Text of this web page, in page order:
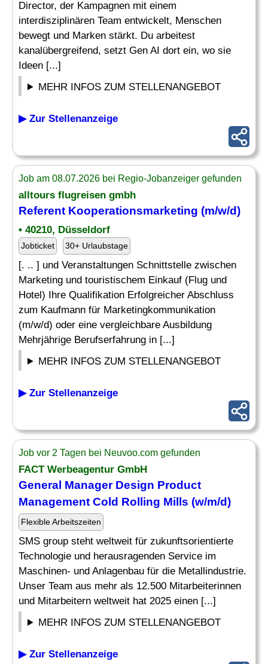
Director, der Kampagnen mit einem
interdisziplinären Team entwickelt, Menschen
bewegt und Marken stärkt. Du arbeitest
kanalübergreifend, setzt Gen AI dort ein, wo sie
Ideen [...]
MEHR INFOS ZUM STELLENANGEBOT
▶ Zur Stellenanzeige
Job am 08.07.2026 bei Regio-Jobanzeiger gefunden
alltours flugreisen gmbh
Referent Kooperationsmarketing (m/w/d)
• 40210, Düsseldorf
Jobticket 30+ Urlaubstage
[. .. ] und Veranstaltungen Schnittstelle zwischen
Marketing und touristischem Einkauf (Flug und
Hotel) Ihre Qualifikation Erfolgreicher Abschluss
zum Kaufmann für Marketingkommunikation
(m/w/d) oder eine vergleichbare Ausbildung
Mehrjährige Berufserfahrung in [...]
MEHR INFOS ZUM STELLENANGEBOT
▶ Zur Stellenanzeige
Job vor 2 Tagen bei Neuvoo.com gefunden
FACT Werbeagentur GmbH
General Manager Design Product
Management Cold Rolling Mills (w/m/d)
Flexible Arbeitszeiten
SMS group steht weltweit für zukunftsorientierte
Technologie und herausragenden Service im
Maschinen- und Anlagenbau für die Metallindustrie.
Unser Team aus mehr als 12.500 Mitarbeiterinnen
und Mitarbeitern weltweit hat 2025 einen [...]
MEHR INFOS ZUM STELLENANGEBOT
▶ Zur Stellenanzeige